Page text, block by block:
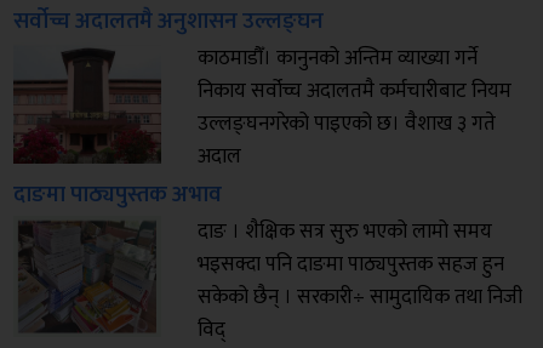
सर्वोच्च अदालतमै अनुशासन उल्लङ्घन
काठमाडौँ। कानुनको अन्तिम व्याख्या गर्ने
निकाय सर्वोच्च अदालतमै कर्मचारीबाट नियम
उल्लङ्घनगरेको पाइएको छ। वैशाख ३ गते
अदाल
दाङमा पाठ्यपुस्तक अभाव
दाङ । शैक्षिक सत्र सुरु भएको लामो समय
भइसक्दा पनि दाङमा पाठ्यपुस्तक सहज हुन
सकेको छैन् । सरकारी÷ सामुदायिक तथा निजी
विद्